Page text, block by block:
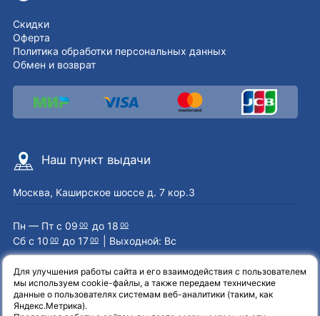
Скидки
Оферта
Политика обработки персональных данных
Обмен и возврат
Наш пункт выдачи
Москва, Каширское шоссе д. 7 кор.3
Пн — Пт с 09 00 до 18 00
Сб с 10 00 до 1700 | Выходной: Вс
Наши контакты
Для улучшения работы сайта и его взаимодействия с пользователем
мы используем cookie-файлы, а также передаем технические
данные о пользователях системам веб-аналитики (таким, как
Яндекс.Метрика).